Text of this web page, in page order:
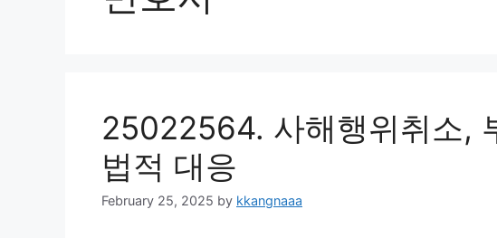
25022564. 사해행위취소,
법적 대응
February 25, 2025 by kkangnaaa